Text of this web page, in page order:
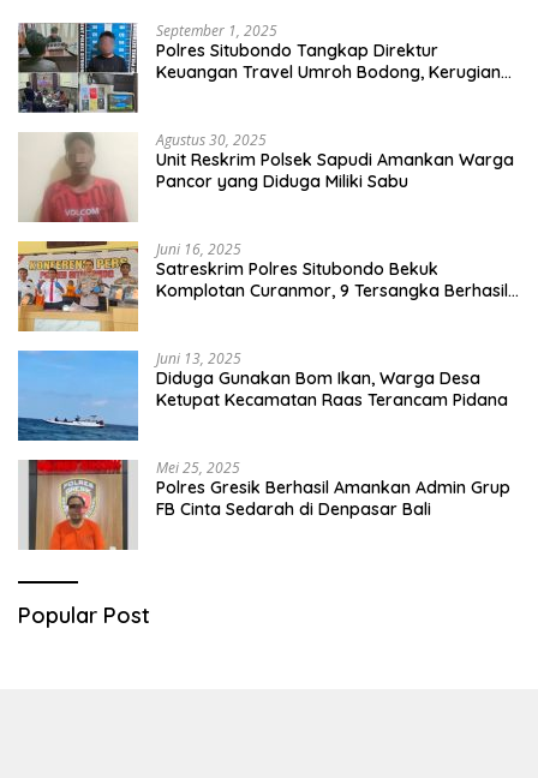
September 1, 2025
Polres Situbondo Tangkap Direktur
Keuangan Travel Umroh Bodong, Kerugian
Agustus 30, 2025
Unit Reskrim Polsek Sapudi Amankan Warga
Pancor yang Diduga Miliki Sabu
Juni 16, 2025
Satreskrim Polres Situbondo Bekuk
Komplotan Curanmor, 9 Tersangka Berhasil
Juni 13, 2025
Diduga Gunakan Bom Ikan, Warga Desa
Ketupat Kecamatan Raas Terancam Pidana
Mei 25, 2025
Polres Gresik Berhasil Amankan Admin Grup
FB Cinta Sedarah di Denpasar Bali
Popular Post